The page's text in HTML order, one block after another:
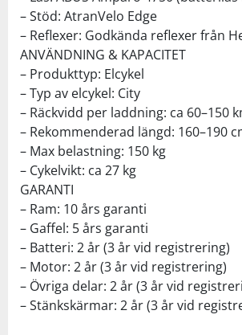
– Stöd: AtranVelo Edge
– Reflexer: Godkända reflexer från
ANVÄNDNING & KAPACITET
– Produkttyp: Elcykel
– Typ av elcykel: City
– Räckvidd per laddning: ca 60–150
– Rekommenderad längd: 160–190
– Max belastning: 150 kg
– Cykelvikt: ca 27 kg
GARANTI
– Ram: 10 års garanti
– Gaffel: 5 års garanti
– Batteri: 2 år (3 år vid registrering)
– Motor: 2 år (3 år vid registrering)
– Övriga delar: 2 år (3 år vid
– Stänkskärmar: 2 år (3 år vid